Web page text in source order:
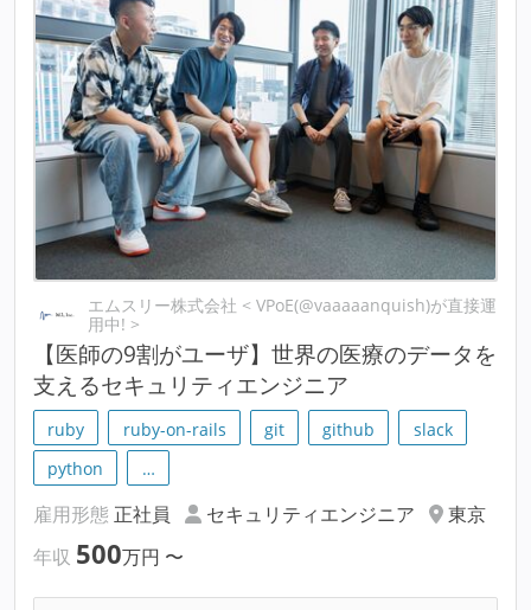
エムスリー株式会社 < VPoE(@vaaaaanquish)が直接運
用中! >
【医師の9割がユーザ】世界の医療のデータを
支えるセキュリティエンジニア
ruby ruby-on-rails git github
slack
python
…
雇用形態 正社員 セキュリティエンジニア
東京
年収 500万円 〜